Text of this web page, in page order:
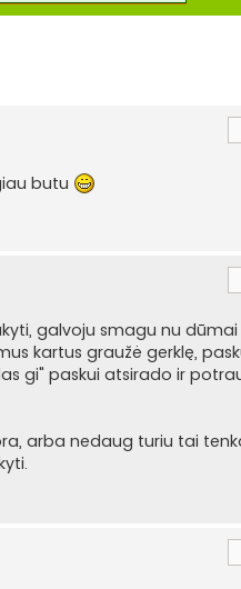
butu
galvoju smagu nu dūmai
kartus graužė gerklę,
gi" paskui atsirado ir
arba nedaug turiu tai